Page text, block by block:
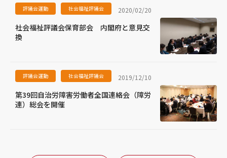
評議会運動 社会福祉評議会 2020/02/20
社会福祉評議会保育部会 内閣府と意見交
換
評議会運動 社会福祉評議会 2019/12/10
第39回自治労障害労働者全国連絡会（障労
連）総会を開催